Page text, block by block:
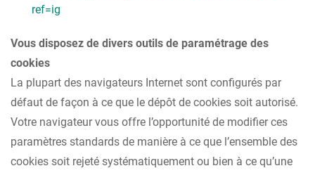
ref=ig
Vous disposez de divers outils de paramétrage des
cookies
La plupart des navigateurs Internet sont configurés par
défaut de façon à ce que le dépôt de cookies soit autorisé.
Votre navigateur vous offre l’opportunité de modifier ces
paramètres standards de manière à ce que l’ensemble des
cookies soit rejeté systématiquement ou bien à ce qu’une